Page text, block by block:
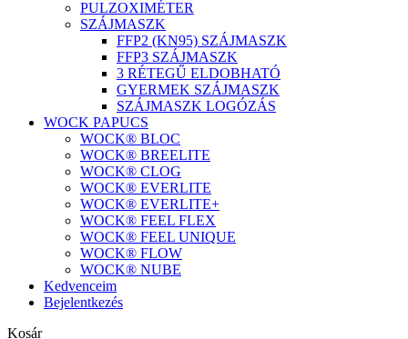
PULZOXIMÉTER
SZÁJMASZK
FFP2 (KN95) SZÁJMASZK
FFP3 SZÁJMASZK
3 RÉTEGŰ ELDOBHATÓ
GYERMEK SZÁJMASZK
SZÁJMASZK LOGÓZÁS
WOCK PAPUCS
WOCK® BLOC
WOCK® BREELITE
WOCK® CLOG
WOCK® EVERLITE
WOCK® EVERLITE+
WOCK® FEEL FLEX
WOCK® FEEL UNIQUE
WOCK® FLOW
WOCK® NUBE
Kedvenceim
Bejelentkezés
Kosár